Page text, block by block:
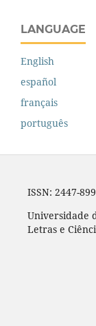
LANGUAGE
English
español
français
português
ISSN: 2447-
Universidade
Letras e